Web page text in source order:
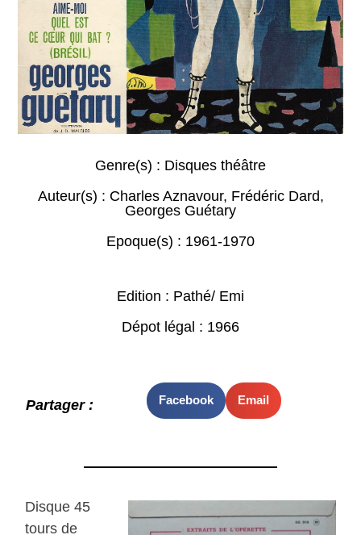
Genre(s) : Disques théâtre
Auteur(s) : Charles Aznavour, Frédéric Dard,
Georges Guétary
Epoque(s) : 1961-1970
Edition : Pathé/ Emi
Dépot légal : 1966
Partager : Facebook Email
Disque 45
tours de